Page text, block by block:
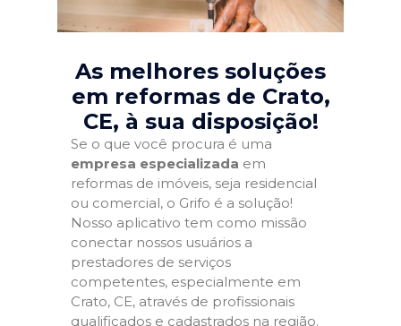
As melhores soluções
em reformas de Crato,
CE, à sua disposição!
Se o que você procura é uma
empresa especializada em
reformas de imóveis, seja residencial
ou comercial, o Grifo é a solução!
Nosso aplicativo tem como missão
conectar nossos usuários a
prestadores de serviços
competentes, especialmente em
Crato, CE, através de profissionais
qualificados e cadastrados na região.